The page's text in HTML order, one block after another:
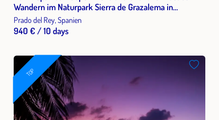
Wandern im Naturpark Sierra de Grazalema in
Andalusien 2 Wochen 2026
Prado del Rey, Spanien
940 € / 10 days
TOP